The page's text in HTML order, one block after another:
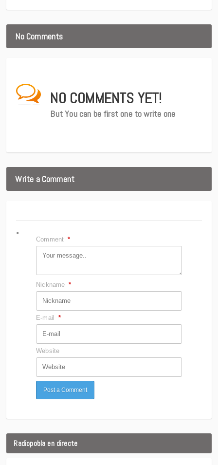
No Comments
NO COMMENTS YET!
But You can be first one to write one
Write a Comment
<
Comment *
Nickname *
E-mail *
Website
Radiopobla en directe